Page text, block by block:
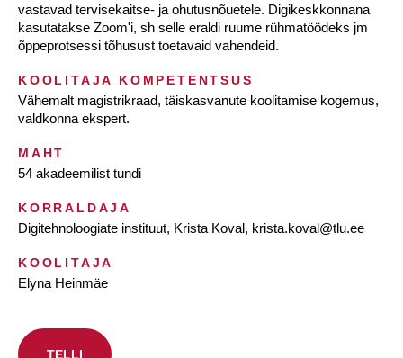
vastavad tervisekaitse- ja ohutusnõuetele. Digikeskkonnana
kasutatakse Zoom'i, sh selle eraldi ruume rühmatöödeks jm
õppeprotsessi tõhusust toetavaid vahendeid.
KOOLITAJA KOMPETENTSUS
Vähemalt magistrikraad, täiskasvanute koolitamise kogemus,
valdkonna ekspert.
MAHT
54 akadeemilist tundi
KORRALDAJA
Digitehnoloogiate instituut, Krista Koval, krista.koval@tlu.ee
KOOLITAJA
Elyna Heinmäe
TELLI